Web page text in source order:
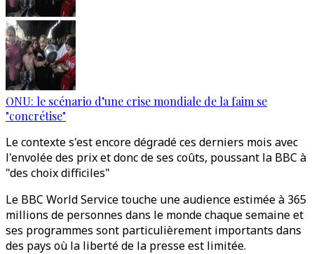
ONU: le scénario d’une crise mondiale de la faim se
"concrétise"
Le contexte s'est encore dégradé ces derniers mois avec
l'envolée des prix et donc de ses coûts, poussant la BBC à
"des choix difficiles"
Le BBC World Service touche une audience estimée à 365
millions de personnes dans le monde chaque semaine et
ses programmes sont particulièrement importants dans
des pays où la liberté de la presse est limitée.